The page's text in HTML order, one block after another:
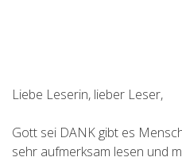
Liebe Leserin, lieber Leser,
Gott sei DANK gibt es
sehr aufmerksam lesen und